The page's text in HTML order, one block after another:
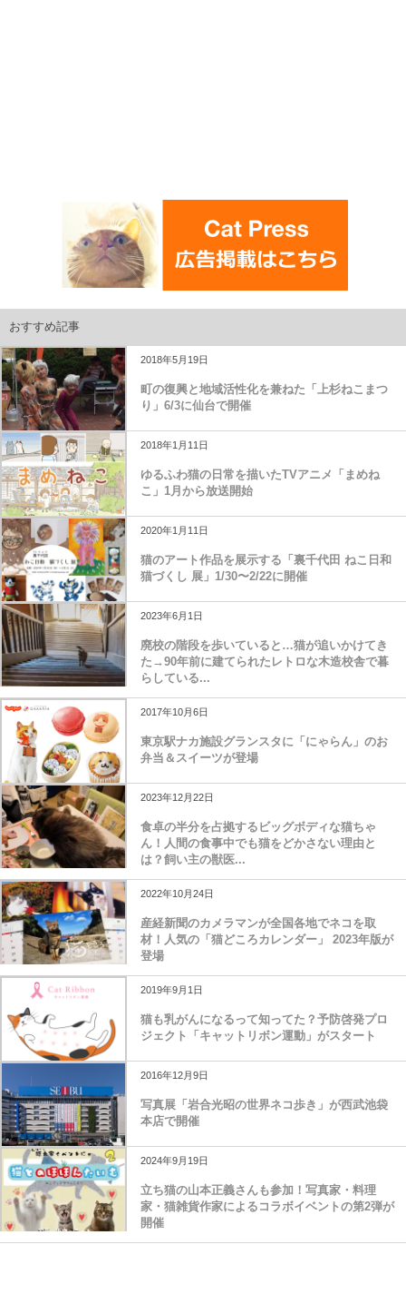
おすすめ記事
2018年5月19日
町の復興と地域活性化を兼ねた「上杉ねこまつ
り」6/3に仙台で開催
2018年1月11日
ゆるふわ猫の日常を描いたTVアニメ「まめね
こ」1月から放送開始
2020年1月11日
猫のアート作品を展示する「裏千代田 ねこ日和
猫づくし 展」1/30〜2/22に開催
2023年6月1日
廃校の階段を歩いていると…猫が追いかけてき
た→90年前に建てられたレトロな木造校舎で暮
らしている...
2017年10月6日
東京駅ナカ施設グランスタに「にゃらん」のお
弁当＆スイーツが登場
2023年12月22日
食卓の半分を占拠するビッグボディな猫ちゃ
ん！人間の食事中でも猫をどかさない理由と
は？飼い主の獣医...
2022年10月24日
産経新聞のカメラマンが全国各地でネコを取
材！人気の「猫どころカレンダー」 2023年版が
登場
2019年9月1日
猫も乳がんになるって知ってた？予防啓発プロ
ジェクト「キャットリボン運動」がスタート
2016年12月9日
写真展「岩合光昭の世界ネコ歩き」が西武池袋
本店で開催
2024年9月19日
立ち猫の山本正義さんも参加！写真家・料理
家・猫雑貨作家によるコラボイベントの第2弾が
開催